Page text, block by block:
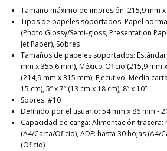
Tamaño máximo de impresión: 215,9 mm x
Tipos de papeles soportados: Papel
(Photo Glossy/Semi-gloss, Presentation
Jet Paper), Sobres
Tamaños de papeles soportados:
mm x 355,6 mm), México-Oficio (215,9 mm
(214,9 mm x 315 mm), Ejecutivo, Media
15 cm), 5” x 7” (13 cm x 18 cm), 8” x 10”.
Sobres: #10
Definido por el usuario: 54 mm x 86 mm -
Capacidad de carga: Alimentación trasera:
(A4/Carta/Oficio), ADF: hasta 30 hojas (A4/
(Oficio)